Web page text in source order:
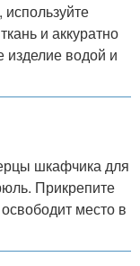
и аккуратно
изделие водой и
шкафчика для
Прикрепите
место в